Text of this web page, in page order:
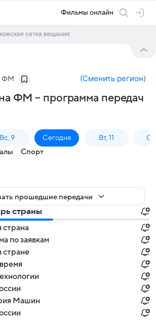
Фильмы онлайн
сетка вещания
ФМ (Сменить регион)
ФМ – программа передач
Вс, 9 Сегодня Вт, 11
Спорт
прошедшие передачи
страны
страна
по заявкам
стране
Машин